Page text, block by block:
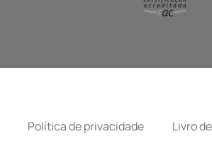
Política de privacidade Livro